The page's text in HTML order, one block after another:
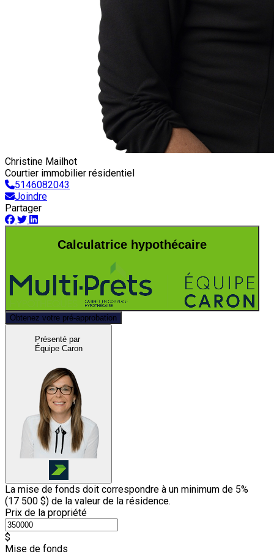
Christine Mailhot
Courtier immobilier résidentiel
5146082043
Joindre
Partager
Calculatrice hypothécaire
Obtenez votre pré-approbation
Présenté par
Équipe Caron
La mise de fonds doit correspondre à un minimum de 5%
(17 500 $) de la valeur de la résidence.
Prix de la propriété
$
Mise de fonds